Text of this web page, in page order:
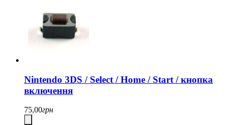
Nintendo 3DS / Select / Home / Start / кнопка
включення
75,00грн